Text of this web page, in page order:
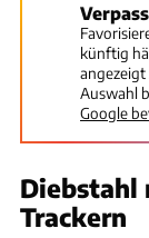
künftig
Auswahl
Google
Trackern